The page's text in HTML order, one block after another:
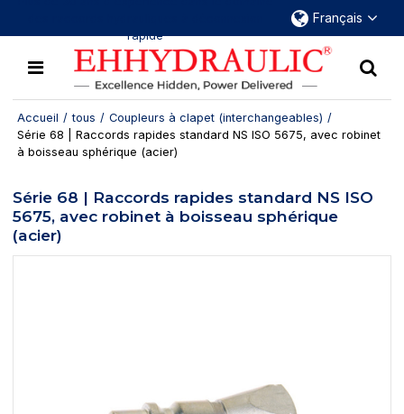
rapide
Français
Accueil / tous / Coupleurs à clapet (interchangeables) /
Série 68 | Raccords rapides standard NS ISO 5675, avec robinet
à boisseau sphérique (acier)
Série 68 | Raccords rapides standard NS ISO
5675, avec robinet à boisseau sphérique
(acier)